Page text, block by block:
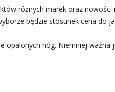
różnych marek oraz nowości i
będzie stosunek cena do
opalonych nóg. Niemniej ważna